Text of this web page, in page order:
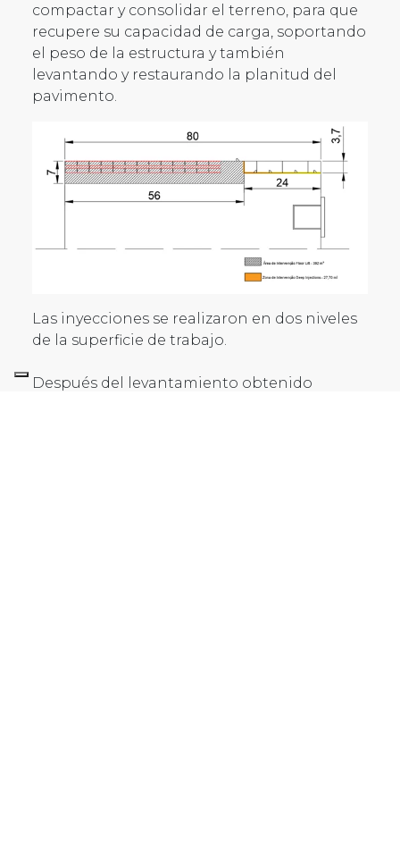
compactar y consolidar el terreno, para que
recupere su capacidad de carga, soportando
el peso de la estructura y también
levantando y restaurando la planitud del
pavimento.
Las inyecciones se realizaron en dos niveles
de la superficie de trabajo.
Después del levantamiento obtenido